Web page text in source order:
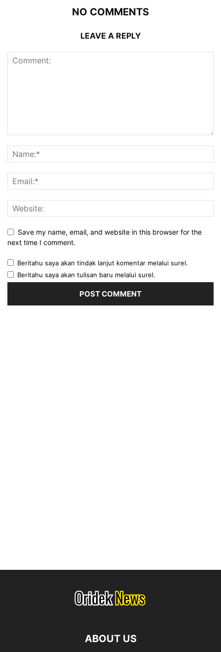
NO COMMENTS
LEAVE A REPLY
Save my name, email, and website in this browser for the
next time I comment.
Beritahu saya akan tindak lanjut komentar melalui surel.
Beritahu saya akan tulisan baru melalui surel.
ABOUT US